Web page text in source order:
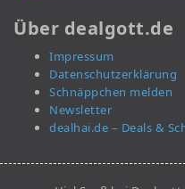
Über dealgott.de
Impressum
Datenschutzerklärung
Schnäppchen melden
Newsletter
dealhai.de – Deals &